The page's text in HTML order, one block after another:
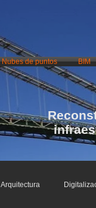
Nubes de puntos BIM
Arquitectura